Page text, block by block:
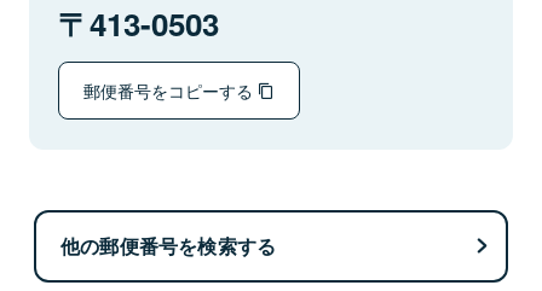
413-0503
郵便番号をコピーする
他の郵便番号を検索する